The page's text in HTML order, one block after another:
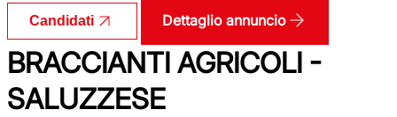
Candidati Dettaglio annuncio
BRACCIANTI AGRICOLI -
SALUZZESE